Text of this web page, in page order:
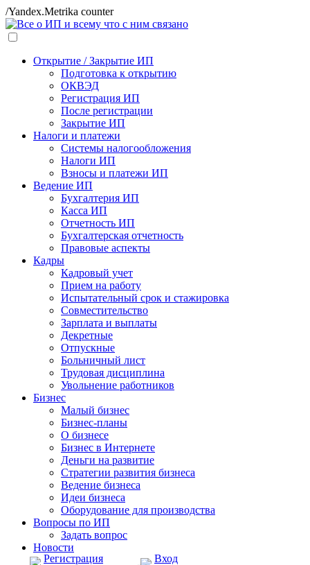
/Yandex.Metrika counter
Открытие / Закрытие ИП
Подготовка к открытию
ОКВЭД
Регистрация ИП
После регистрации
Закрытие ИП
Налоги и платежи
Системы налогообложения
Налоги ИП
Взносы и платежи ИП
Ведение ИП
Бухгалтерия ИП
Касса ИП
Отчетность ИП
Бухгалтерская отчетность
Правовые аспекты
Кадры
Кадровый учет
Прием на работу
Испытательный срок и стажировка
Совместительство
Зарплата и выплаты
Декретные
Отпускные
Больничный лист
Трудовая дисциплина
Увольнение работников
Бизнес
Малый бизнес
Бизнес-планы
О бизнесе
Бизнес в Интернете
Деньги на развитие
Стратегии развития бизнеса
Ведение бизнеса
Идеи бизнеса
Оборудование для производства
Вопросы по ИП
Задать вопрос
Новости
Регистрация
Вход